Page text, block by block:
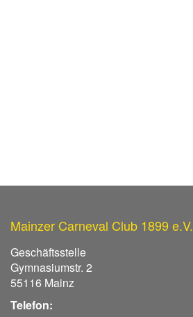
Mainzer Carneval Club 1899 e.V.
Geschäftsstelle
Gymnasiumstr. 2
55116 Mainz
Telefon: